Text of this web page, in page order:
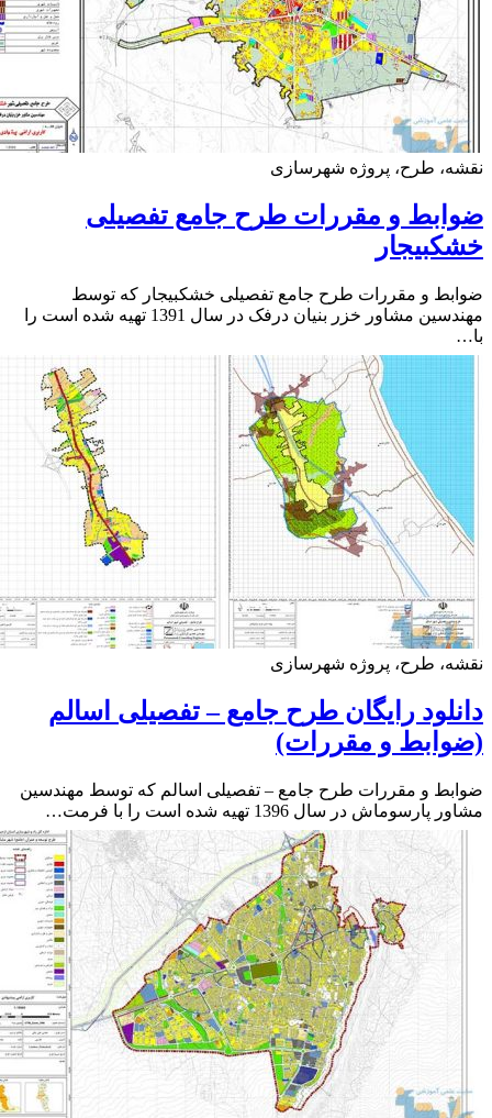
طرح، پروژه شهرسازی
و مقررات طرح جامع تفصیلی
و مقررات طرح جامع تفصیلی خشکبیجار که توسط
مهندسین مشاور خزر بنیان درفک در سال 1391 تهیه شده است را
طرح، پروژه شهرسازی
رایگان طرح جامع – تفصیلی اسالم
و مقررات)
و مقررات طرح جامع – تفصیلی اسالم که توسط مهندسین
در سال 1396 تهیه شده است را با فرمت…